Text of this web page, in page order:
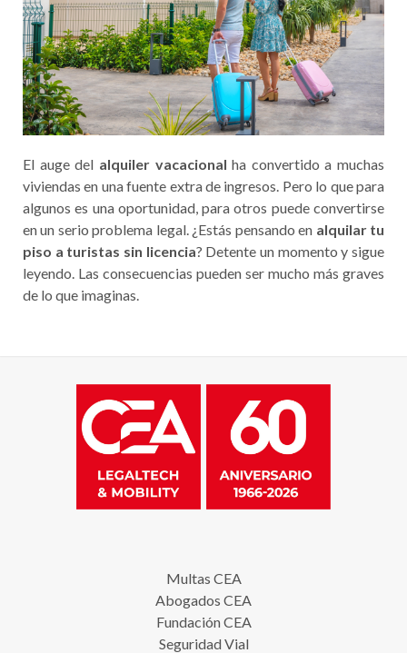
El auge del alquiler vacacional ha convertido a muchas
viviendas en una fuente extra de ingresos. Pero lo que para
algunos es una oportunidad, para otros puede convertirse
en un serio problema legal. ¿Estás pensando en alquilar tu
piso a turistas sin licencia? Detente un momento y sigue
leyendo. Las consecuencias pueden ser mucho más graves
de lo que imaginas.
Multas CEA
Abogados CEA
Fundación CEA
Seguridad Vial